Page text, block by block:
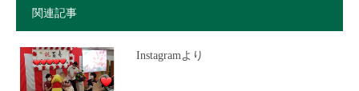
関連記事
Instagramより